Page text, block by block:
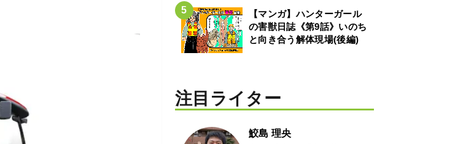
【マンガ】ハンターガール
の害獣日誌《第9話》いのち
と向き合う解体現場(後編)
注目ライター
鮫島 理央